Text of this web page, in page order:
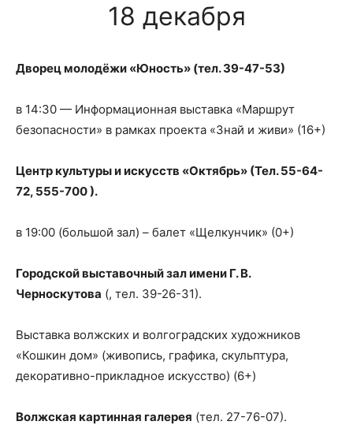
18 декабря
Дворец молодёжи «Юность» (тел. 39-47-53)
в 14:30 — Информационная выставка «Маршрут
безопасности» в рамках проекта «Знай и живи» (16+)
Центр культуры и искусств «Октябрь» (Тел. 55-64-
72, 555-700 ).
в 19:00 (большой зал) – балет «Щелкунчик» (0+)
Городской выставочный зал имени Г. В.
Черноскутова (, тел. 39-26-31).
Выставка волжских и волгоградских художников
«Кошкин дом» (живопись, графика, скульптура,
декоративно-прикладное искусство) (6+)
Волжская картинная галерея (тел. 27-76-07).